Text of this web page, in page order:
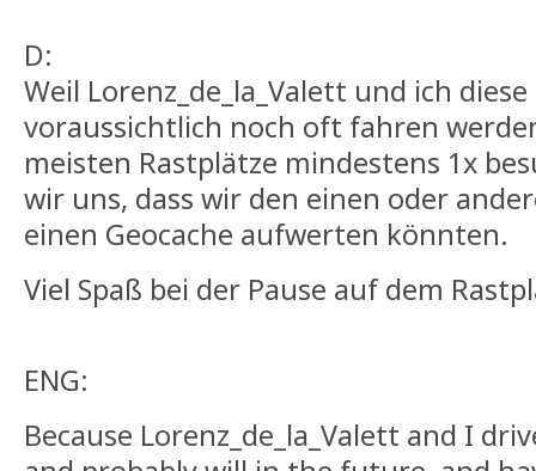
D:
Weil Lorenz_de_la_Valett und ich
voraussichtlich noch oft fahren
meisten Rastplätze mindestens 1x
wir uns, dass wir den einen oder
einen Geocache aufwerten könnten.
Viel Spaß bei der Pause auf dem
ENG:
Because Lorenz_de_la_Valett and I